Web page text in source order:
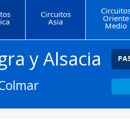
Circuitos
Asia Oriente
Medio
y Alsacia